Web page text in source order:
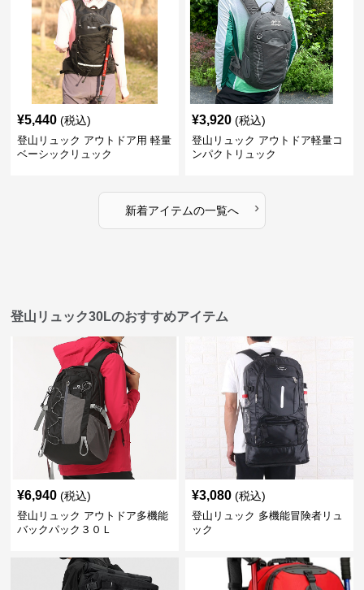
¥5,440 (税込)
登山リュック アウトドア用 軽量
ベーシックリュック
¥3,920 (税込)
登山リュック アウトドア軽量コ
ンパクトリュック
新着アイテムの一覧へ ›
登山リュック30Lのおすすめアイテム
¥6,940 (税込)
登山リュック アウトドア多機能
バックパック３０Ｌ
¥3,080 (税込)
登山リュック 多機能冒険者リュ
ック